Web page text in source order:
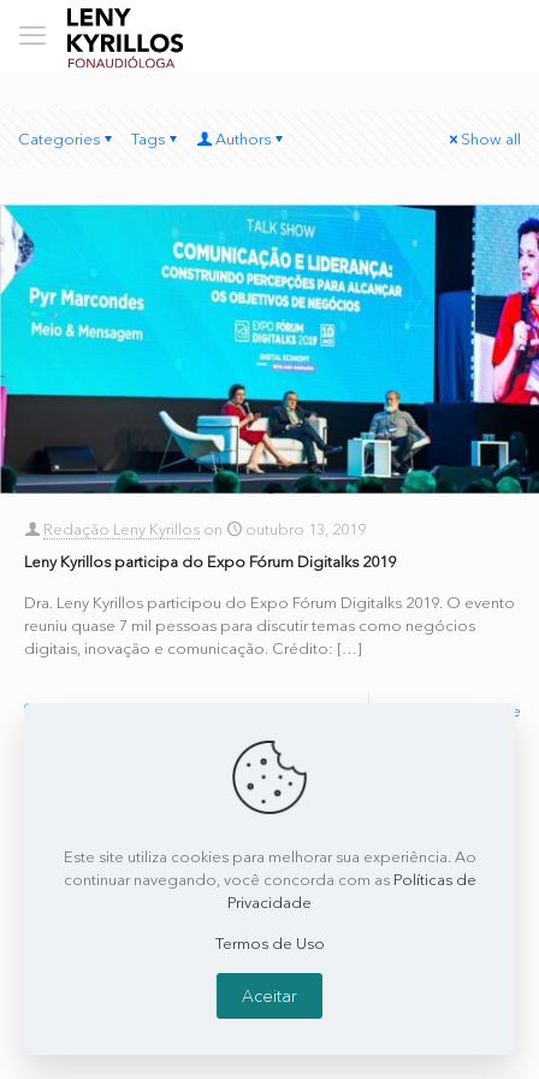
Categories Tags Authors Show all
Redação Leny Kyrillos on
outubro 13, 2019
Leny Kyrillos participa do Expo Fórum Digitalks 2019
Dra. Leny Kyrillos participou do Expo Fórum Digitalks 2019. O evento
reuniu quase 7 mil pessoas para discutir temas como negócios
digitais, inovação e comunicação. Crédito: […]
Read more
Este site utiliza cookies para melhorar sua experiência. Ao
continuar navegando, você concorda com as Políticas de
Privacidade
Termos de Uso
Aceitar